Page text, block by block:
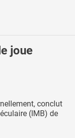
joue
conclut
(IMB) de